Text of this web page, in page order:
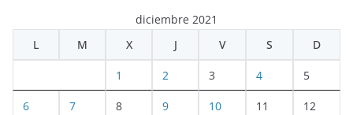
diciembre 2021
L
M X J V S D
1 2 3 4 5
6 7 8 9 10 11 12